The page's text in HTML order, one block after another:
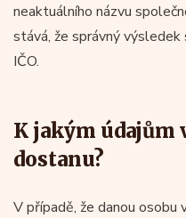
neaktuálního názvu
stává, že správný
IČO.
K jakým údajům
dostanu?
V případě, že danou